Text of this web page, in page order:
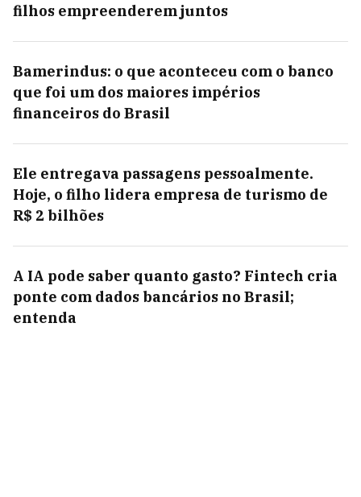
filhos empreenderem juntos
Bamerindus: o que aconteceu com o banco
que foi um dos maiores impérios
financeiros do Brasil
Ele entregava passagens pessoalmente.
Hoje, o filho lidera empresa de turismo de
R$ 2 bilhões
A IA pode saber quanto gasto? Fintech cria
ponte com dados bancários no Brasil;
entenda